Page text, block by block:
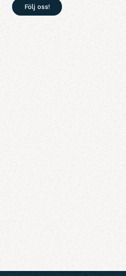
Följ oss!